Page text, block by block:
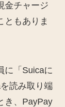
金チャージ
ともありま
に「Suicaに
読み取り端
き、PayPay